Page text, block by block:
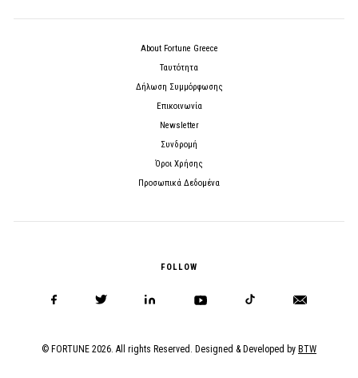
About Fortune Greece
Ταυτότητα
Δήλωση Συμμόρφωσης
Επικοινωνία
Newsletter
Συνδρομή
Όροι Χρήσης
Προσωπικά Δεδομένα
FOLLOW
© FORTUNE 2026. All rights Reserved. Designed & Developed by BTW